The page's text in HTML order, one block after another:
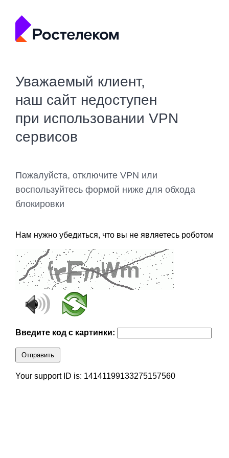
Уважаемый клиент,
наш сайт недоступен
при использовании VPN
сервисов
Пожалуйста, отключите VPN или
воспользуйтесь формой ниже для обхода
блокировки
Нам нужно убедиться, что вы не являетесь роботом
Введите код с картинки:
Отправить
Your support ID is: 14141199133275157560